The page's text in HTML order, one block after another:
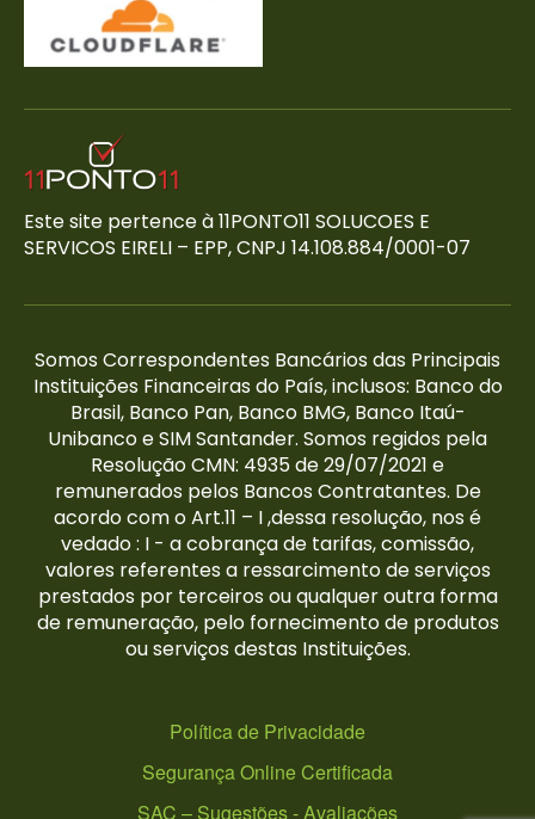
Este site pertence à 11PONTO11 SOLUCOES E
SERVICOS EIRELI – EPP, CNPJ 14.108.884/0001-07
Somos Correspondentes Bancários das Principais
Instituições Financeiras do País, inclusos: Banco do
Brasil, Banco Pan, Banco BMG, Banco Itaú-
Unibanco e SIM Santander. Somos regidos pela
Resolução CMN: 4935 de 29/07/2021 e
remunerados pelos Bancos Contratantes. De
acordo com o Art.11 – I ,dessa resolução, nos é
vedado : I - a cobrança de tarifas, comissão,
valores referentes a ressarcimento de serviços
prestados por terceiros ou qualquer outra forma
de remuneração, pelo fornecimento de produtos
ou serviços destas Instituições.
Política de Privacidade
Segurança Online Certificada
SAC – Sugestões - Avaliações